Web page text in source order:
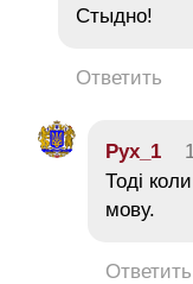
Стыдно!
Ответить
Рух_1
Тоді
мову.
Ответить